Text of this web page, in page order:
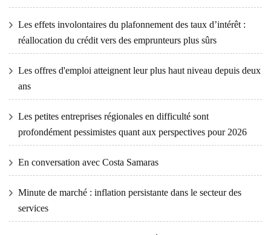
Les effets involontaires du plafonnement des taux d’intérêt :
réallocation du crédit vers des emprunteurs plus sûrs
Les offres d'emploi atteignent leur plus haut niveau depuis deux
ans
Les petites entreprises régionales en difficulté sont
profondément pessimistes quant aux perspectives pour 2026
En conversation avec Costa Samaras
Minute de marché : inflation persistante dans le secteur des
services